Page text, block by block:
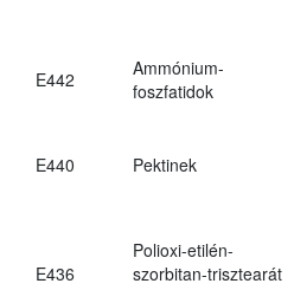
E442
Ammónium-
foszfatidok
E440 Pektinek
E436
Polioxi-etilén-
szorbitan-trisztearát